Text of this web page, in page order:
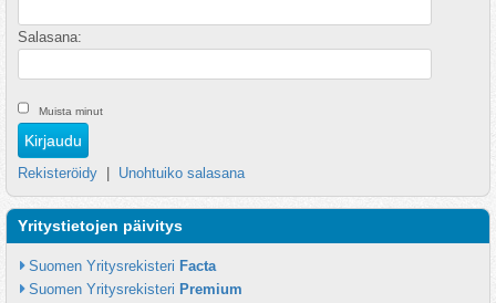
Salasana:
Muista minut
Rekisteröidy Unohtuiko salasana
Yritystietojen päivitys
Suomen Yritysrekisteri Facta
Suomen Yritysrekisteri Premium